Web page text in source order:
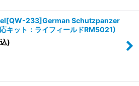
233]German Schutzpanzer
キット：ライフィールドRM5021)
)